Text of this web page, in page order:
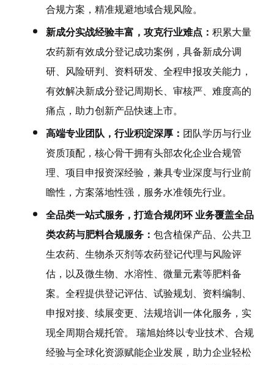
合规方案，精准规避地域合规风险。
新成分实战经验丰富，攻克行业难点： 积累大量
农药新有效成分登记成功案例，具备新成分调
研、风险研判、资料研发、全程申报攻关能力，
有效解决新成分登记周期长、审核严、难度高的
痛点，助力创新产品快速上市。
高端专业团队，行业积淀深厚： 团队学历与行业
资质顶配，核心骨干拥有头部农化企业合规管
理、项目申报资深经验，兼具专业深度与行业前
瞻性，方案落地性强，服务水准领先行业。
全品类一站式服务，打造合规闭环 业务覆盖全品
类农药与肥料合规服务： 包含植保产品、公共卫
生农药、生物杀灭剂等农药登记代理与风险评
估，以及微生物、水溶性、微量元素等肥料备
案。全程提供登记评估、试验规划、资料编制、
申报对接、续展变更、法规培训一体化服务，实
现全周期合规托管。 瑞旭始终以专业技术、合规
经验与全球化资源赋能企业发展，助力企业轻松